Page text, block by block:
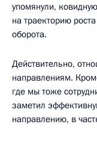
упомянули,
на траекторию
оборота.
Действительно,
направлениям.
где мы тоже
заметил
направлению, в